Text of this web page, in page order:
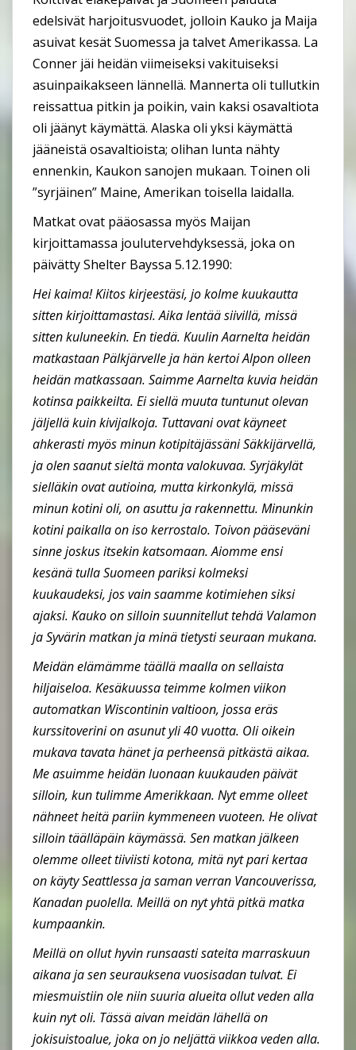
edelsivät harjoitusvuodet, jolloin Kauko ja Maija
asuivat kesät Suomessa ja talvet Amerikassa. La
Conner jäi heidän viimeiseksi vakituiseksi
asuinpaikakseen lännellä. Mannerta oli tullutkin
reissattua pitkin ja poikin, vain kaksi osavaltiota
oli jäänyt käymättä. Alaska oli yksi käymättä
jääneistä osavaltioista; olihan lunta nähty
ennenkin, Kaukon sanojen mukaan. Toinen oli
”syrjäinen” Maine, Amerikan toisella laidalla.
Matkat ovat pääosassa myös Maijan
kirjoittamassa joulutervehdyksessä, joka on
päivätty Shelter Bayssa 5.12.1990:
Hei kaima! Kiitos kirjeestäsi, jo kolme kuukautta
sitten kirjoittamastasi. Aika lentää siivillä, missä
sitten kuluneekin. En tiedä. Kuulin Aarnelta heidän
matkastaan Pälkjärvelle ja hän kertoi Alpon olleen
heidän matkassaan. Saimme Aarnelta kuvia heidän
kotinsa paikkeilta. Ei siellä muuta tuntunut olevan
jäljellä kuin kivijalkoja. Tuttavani ovat käyneet
ahkerasti myös minun kotipitäjässäni Säkkijärvellä,
ja olen saanut sieltä monta valokuvaa. Syrjäkylät
sielläkin ovat autioina, mutta kirkonkylä, missä
minun kotini oli, on asuttu ja rakennettu. Minunkin
kotini paikalla on iso kerrostalo. Toivon pääseväni
sinne joskus itsekin katsomaan. Aiomme ensi
kesänä tulla Suomeen pariksi kolmeksi
kuukaudeksi, jos vain saamme kotimiehen siksi
ajaksi. Kauko on silloin suunnitellut tehdä Valamon
ja Syvärin matkan ja minä tietysti seuraan mukana.
Meidän elämämme täällä maalla on sellaista
hiljaiseloa. Kesäkuussa teimme kolmen viikon
automatkan Wiscontinin valtioon, jossa eräs
kurssitoverini on asunut yli 40 vuotta. Oli oikein
mukava tavata hänet ja perheensä pitkästä aikaa.
Me asuimme heidän luonaan kuukauden päivät
silloin, kun tulimme Amerikkaan. Nyt emme olleet
nähneet heitä pariin kymmeneen vuoteen. He olivat
silloin täälläpäin käymässä. Sen matkan jälkeen
olemme olleet tiiviisti kotona, mitä nyt pari kertaa
on käyty Seattlessa ja saman verran Vancouverissa,
Kanadan puolella. Meillä on nyt yhtä pitkä matka
kumpaankin.
Meillä on ollut hyvin runsaasti sateita marraskuun
aikana ja sen seurauksena vuosisadan tulvat. Ei
miesmuistiin ole niin suuria alueita ollut veden alla
kuin nyt oli. Tässä aivan meidän lähellä on
jokisuistoalue, joka on jo neljättä viikkoa veden alla.